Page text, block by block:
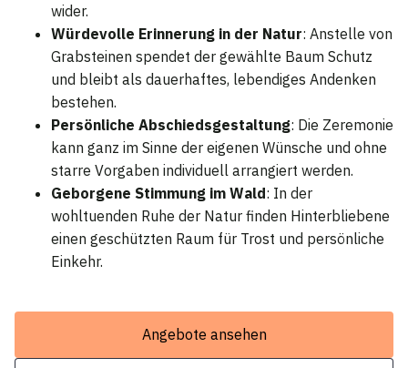
wider.
Würdevolle Erinnerung in der Natur: Anstelle von
Grabsteinen spendet der gewählte Baum Schutz
und bleibt als dauerhaftes, lebendiges Andenken
bestehen.
Persönliche Abschiedsgestaltung: Die Zeremonie
kann ganz im Sinne der eigenen Wünsche und ohne
starre Vorgaben individuell arrangiert werden.
Geborgene Stimmung im Wald: In der
wohltuenden Ruhe der Natur finden Hinterbliebene
einen geschützten Raum für Trost und persönliche
Einkehr.
Angebote ansehen